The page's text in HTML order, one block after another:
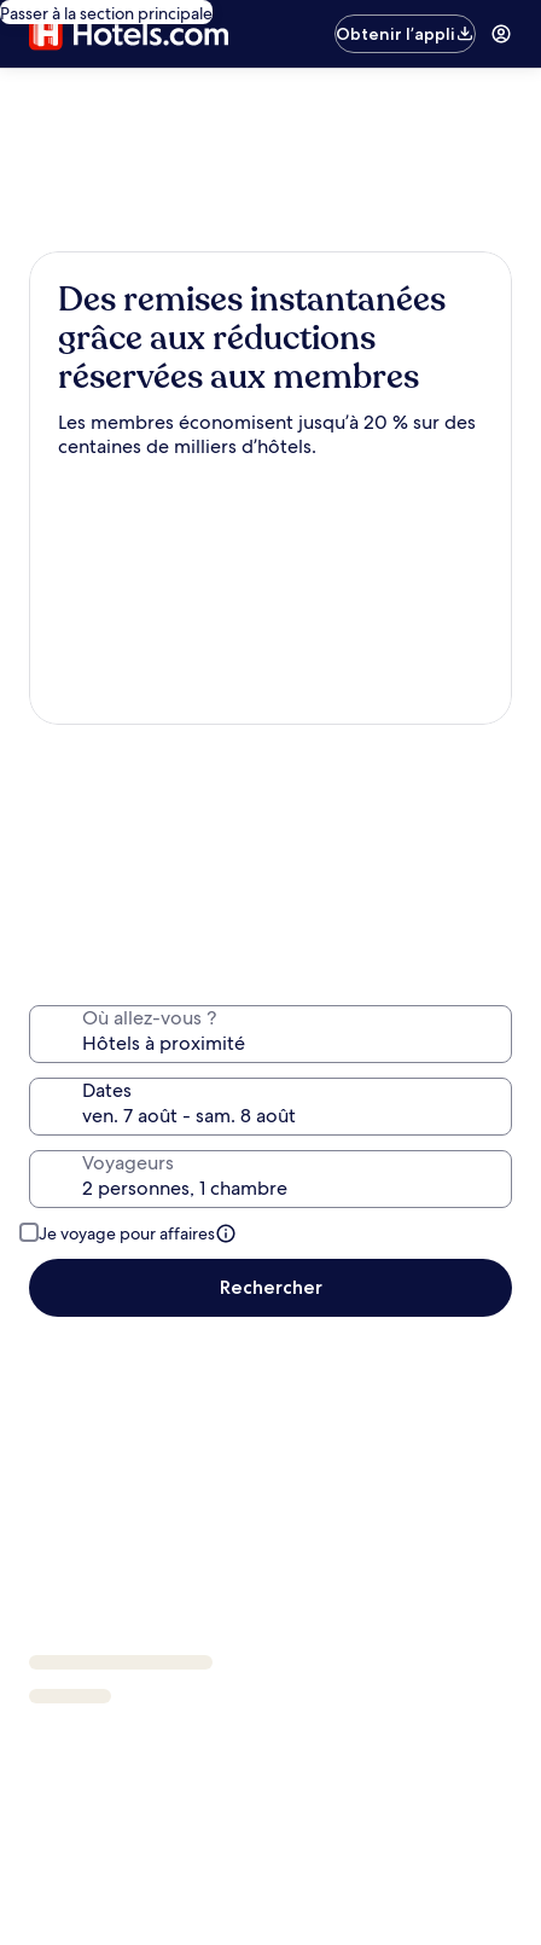
Passer à la section principale
Obtenir l’appli
Des remises instantanées
grâce aux réductions
réservées aux membres
Les membres économisent jusqu’à 20 % sur des
centaines de milliers d’hôtels.
Où allez-vous ?
Dates
Voyageurs
Je voyage pour affaires
Rechercher